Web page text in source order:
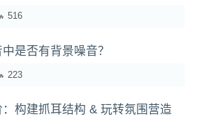
516
是否有背景噪音？
223
构建抓耳结构 & 玩转氛围营造